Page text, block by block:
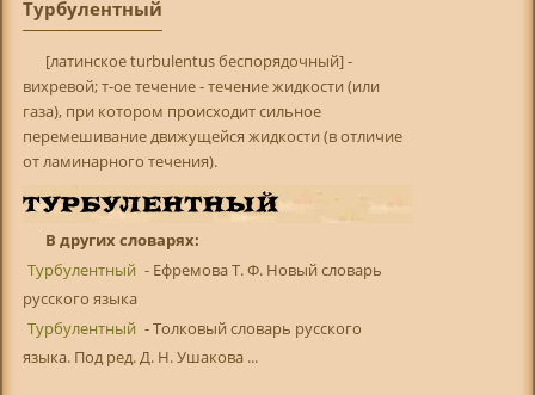
Турбулентный
[латинское turbulentus беспорядочный] -
вихревой; т-ое течение - течение жидкости (или
газа), при котором происходит сильное
перемешивание движущейся жидкости (в отличие
от ламинарного течения).
В других словарях:
Турбулентный - Ефремова Т. Ф. Новый словарь
русского языка
Турбулентный - Толковый словарь русского
языка. Под ред. Д. Н. Ушакова ...